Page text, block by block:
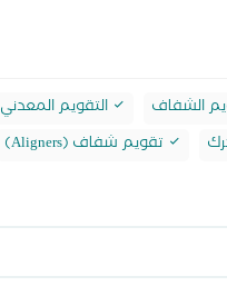
الشفاف
التقويم المعدني
تقويم شفاف (Aligners)